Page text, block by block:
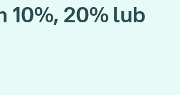
10%, 20% lub